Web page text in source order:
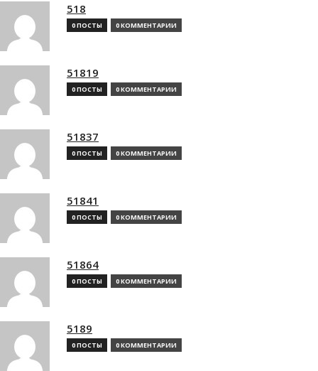
518
0 ПОСТЫ 0 КОММЕНТАРИИ
51819
0 ПОСТЫ 0 КОММЕНТАРИИ
51837
0 ПОСТЫ 0 КОММЕНТАРИИ
51841
0 ПОСТЫ 0 КОММЕНТАРИИ
51864
0 ПОСТЫ 0 КОММЕНТАРИИ
5189
0 ПОСТЫ 0 КОММЕНТАРИИ